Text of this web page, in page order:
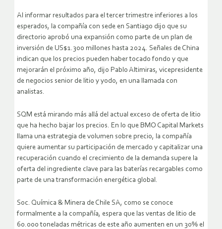
Al informar resultados para el tercer trimestre inferiores a los
esperados, la compañía con sede en Santiago dijo que su
directorio aprobó una expansión como parte de un plan de
inversión de US$1.300 millones hasta 2024. Señales de China
indican que los precios pueden haber tocado fondo y que
mejorarán el próximo año, dijo Pablo Altimiras, vicepresidente
de negocios senior de litio y yodo, en una llamada con
analistas.
SQM está mirando más allá del actual exceso de oferta de litio
que ha hecho bajar los precios. En lo que BMO Capital Markets
llama una estrategia de volumen sobre precio, la compañía
quiere aumentar su participación de mercado y capitalizar una
recuperación cuando el crecimiento de la demanda supere la
oferta del ingrediente clave para las baterías recargables como
parte de una transformación energética global.
Soc. Química & Minera de Chile SA, como se conoce
formalmente a la compañía, espera que las ventas de litio de
60.000 toneladas métricas de este año aumenten en un 30% el